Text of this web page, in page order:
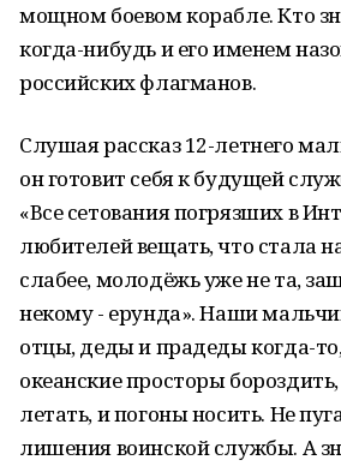
мощном боевом корабле. Кто
когда-нибудь и его именем
российских флагманов.
Слушая рассказ 12-летнего
он готовит себя к будущей
«Все сетования погрязших в
любителей вещать, что стала
слабее, молодёжь уже не та,
некому - ерунда». Наши
отцы, деды и прадеды когда-
океанские просторы
летать, и погоны носить. Не
лишения воинской службы. А